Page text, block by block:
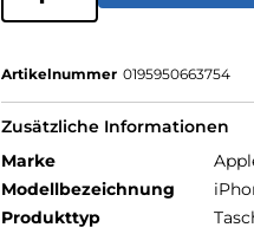
Artikelnummer 0195950663754
Zusätzliche Informationen
Marke
Modellbezeichnung
Produkttyp